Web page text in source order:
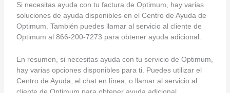
Si necesitas ayuda con tu factura de Optimum, hay varias
soluciones de ayuda disponibles en el Centro de Ayuda de
Optimum. También puedes llamar al servicio al cliente de
Optimum al 866-200-7273 para obtener ayuda adicional.
En resumen, si necesitas ayuda con tu servicio de Optimum,
hay varias opciones disponibles para ti. Puedes utilizar el
Centro de Ayuda, el chat en línea, o llamar al servicio al
cliente de Optimum para obtener ayuda adicional.